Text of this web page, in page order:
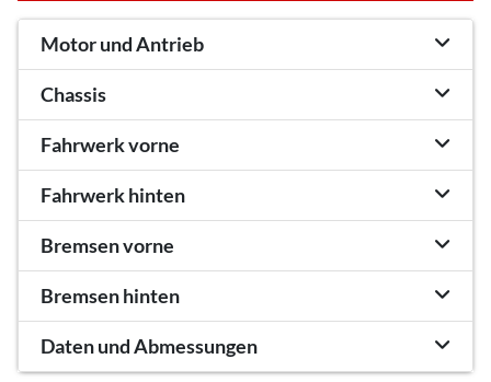
Motor und Antrieb
Chassis
Fahrwerk vorne
Fahrwerk hinten
Bremsen vorne
Bremsen hinten
Daten und Abmessungen